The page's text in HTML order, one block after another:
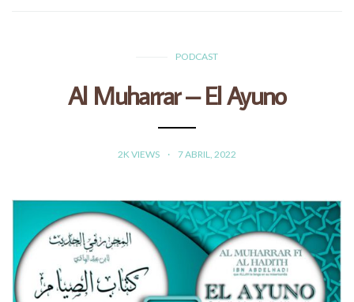
PODCAST
Al Muharrar – El Ayuno
2K VIEWS 7 ABRIL, 2022